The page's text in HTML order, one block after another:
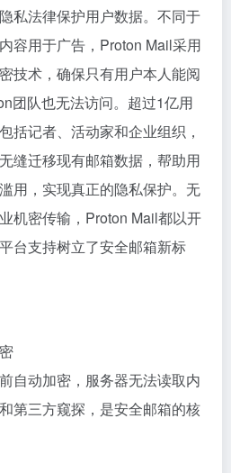
私法律保护用户数据。不同于
容用于广告，Proton Mail采用
技术，确保只有用户本人能阅
团队也无法访问。超过1亿用
括记者、活动家和企业组织，
缝迁移现有邮箱数据，帮助用
用，实现真正的隐私保护。无
机密传输，Proton Mail都以开
台支持树立了安全邮箱新标
自动加密，服务器无法读取内
第三方窥探，是安全邮箱的核